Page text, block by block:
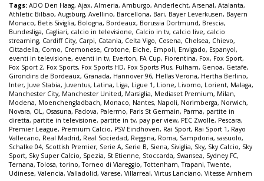
Tags: ADO Den Haag, Ajax, Almeria, Amburgo, Anderlecht, Arsenal, Atalanta,
Athletic Bilbao, Augsburg, Avellino, Barcellona, Bari, Bayer Leverkusen, Bayern
Monaco, Betis Siviglia, Bologna, Bordeaux, Borussia Dortmund, Brescia,
Bundesliga, Cagliari, calcio in televisione, Calcio in tv, calcio live, calcio
streaming, Cardiff City, Carpi, Catania, Celta Vigo, Cesena, Chelsea, Chievo,
Cittadella, Como, Cremonese, Crotone, Elche, Empoli, Envigado, Espanyol,
eventi in televisione, eventi in tv, Everton, FA Cup, Fiorentina, Fox, Fox Sport,
Fox Sport 2, Fox Sports, Fox Sports HD, Fox Sports Plus, Fulham, Genoa, Getafe,
Girondins de Bordeaux, Granada, Hannover 96, Hellas Verona, Hertha Berlino,
Inter, Juve Stabia, Juventus, Latina, Liga, Ligue 1, Lione, Livorno, Lorient, Malaga,
Manchester City, Manchester United, Marsiglia, Mediaset Premium, Milan,
Modena, Moenchengladbach, Monaco, Nantes, Napoli, Norimberga, Norwich,
Novara, OL , Osasuna, Padova, Palermo, Paris St Germain, Parma, partite in
diretta, partite in televisione, partite in tv, pay per view, PEC Zwolle, Pescara,
Premier League, Premium Calcio, PSV Eindhoven, Rai Sport, Rai Sport 1, Rayo
Vallecano, Real Madrid, Real Sociedad, Reggina, Roma, Sampdoria, sassuolo,
Schalke 04, Scottish Premier, Serie A, Serie B, Siena, Siviglia, Sky, Sky Calcio, Sky
Sport, Sky Super Calcio, Spezia, St Etienne, Stoccarda, Swansea, Sydney FC,
Ternana,Tolosa, torino,Torneo di Viareggio,Tottenham,Trapani,Twente,
Udinese, Valencia, Valladolid, Varese, Villarreal, Virtus Lanciano, Vitesse Arnhem